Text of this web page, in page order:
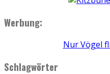
Werbung:
Nur Vögel
Schlagwörter